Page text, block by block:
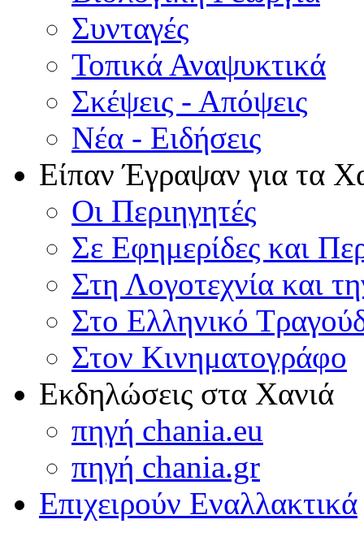
Συνταγές
Τοπικά Αναψυκτικά
Σκέψεις - Απόψεις
Νέα - Ειδήσεις
Είπαν Έγραψαν για τα
Οι Περιηγητές
Σε Εφημερίδες και
Στη Λογοτεχνία και
Στο Ελληνικό
Στον Κινηματογράφο
Εκδηλώσεις στα Χανιά
πηγή chania.eu
πηγή chania.gr
Επιχειρούν Εναλλακτικά